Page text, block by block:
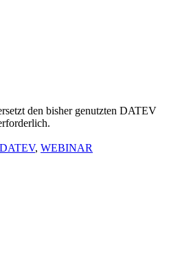
den bisher genutzten DATEV
DATEV, WEBINAR